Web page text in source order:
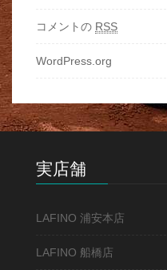
コメントの RSS
WordPress.org
実店舗
LAFINO 浦安本店
LAFINO 船橋店